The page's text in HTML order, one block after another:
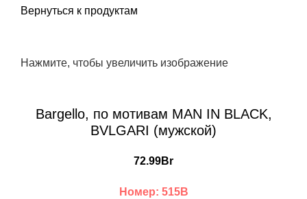
Вернуться к продуктам
Нажмите, чтобы увеличить изображение
Bargello, по мотивам MAN IN BLACK,
BVLGARI (мужской)
72.99Br
Номер: 515B